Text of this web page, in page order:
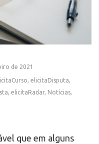
de 2021
, elicitaDisputa,
, elicitaRadar, Notícias,
que em alguns